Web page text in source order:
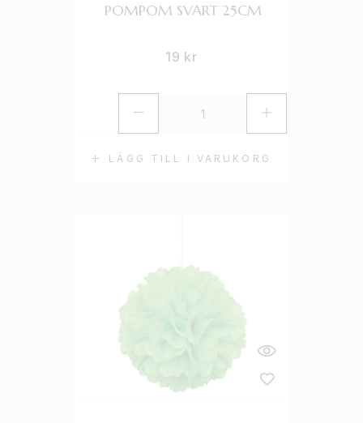
LÄGG TILL I VARUKORG
POMPOM SVART 25CM
19 kr